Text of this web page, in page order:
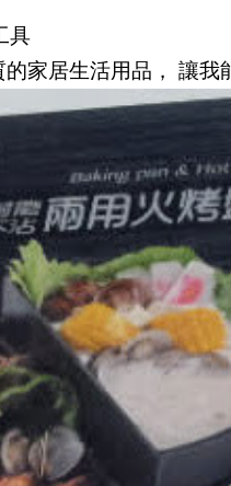
具
家居生活用品， 讓我